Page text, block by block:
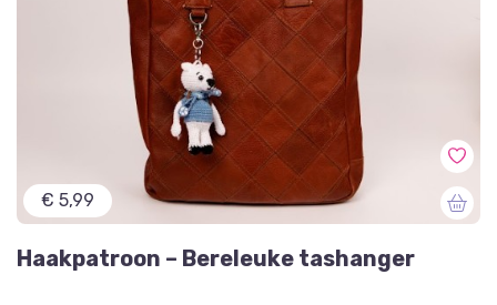
€ 5,99
Haakpatroon – Bereleuke tashanger